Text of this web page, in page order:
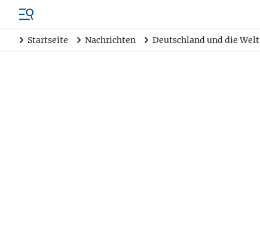
Startseite Nachrichten Deutschland und die Welt